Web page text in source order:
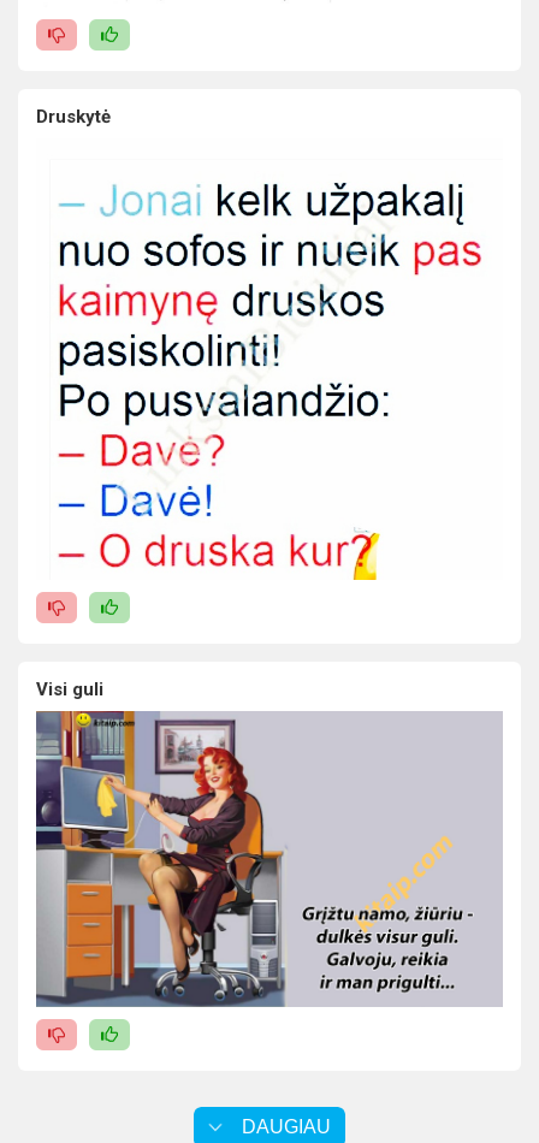
Druskytė
Visi guli
DAUGIAU